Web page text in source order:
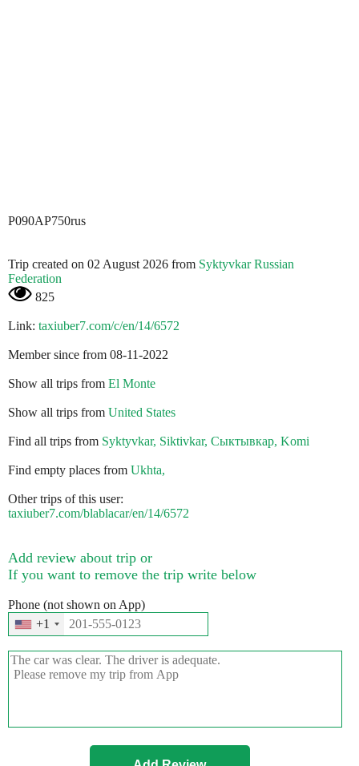
P090AP750rus
Trip created on 02 August 2026 from Syktyvkar Russian
Federation
825
Link: taxiuber7.com/c/en/14/6572
Member since from 08-11-2022
Show all trips from El Monte
Show all trips from United States
Find all trips from Syktyvkar, Siktivkar, Сыктывкар, Komi
Find empty places from Ukhta,
Other trips of this user:
taxiuber7.com/blablacar/en/14/6572
Add review about trip or
If you want to remove the trip write below
Phone (not shown on App)
+1